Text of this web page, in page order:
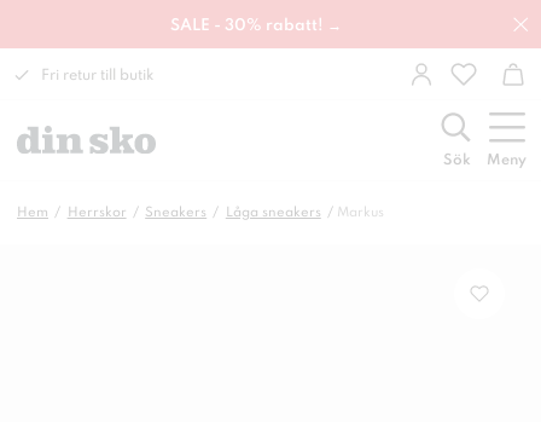
SALE - 30% rabatt! →
Fri retur till butik
Sök Meny
Hem Herrskor Sneakers Låga sneakers Markus